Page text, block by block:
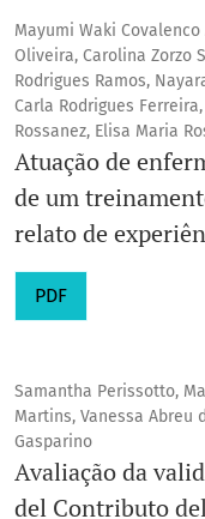
Mayumi Waki
Oliveira, Carolina Zorzo
Rodrigues Ramos,
Carla Rodrigues
Rossanez, Elisa Maria
Atuação de
de um
relato de
PDF
Samantha Perissotto,
Martins, Vanessa Abreu
Gasparino
Avaliação da
del Contributo